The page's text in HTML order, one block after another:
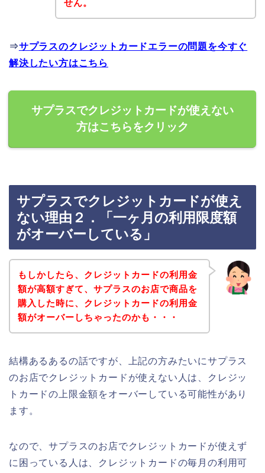
せん。
⇒サプラスのクレジットカードエラーの問題を今すぐ
解決したい方はこちら
サプラスでクレジットカードが使えない
方はこちらをクリック
サプラスでクレジットカードが使え
ない理由２．「一ヶ月の利用限度額
がオーバーしている」
もしかしたら、クレジットカードの利用金
額が高額すぎて、サプラスのお店で商品を
購入した時に、クレジットカードの利用金
額がオーバーしちゃったのかも・・・
結構あるあるの話ですが、上記の方みたいにサプラス
のお店でクレジットカードが使えない人は、クレジッ
トカードの上限金額をオーバーしている可能性があり
ます。
なので、サプラスのお店でクレジットカードが使えず
に困っている人は、クレジットカードの毎月の利用可